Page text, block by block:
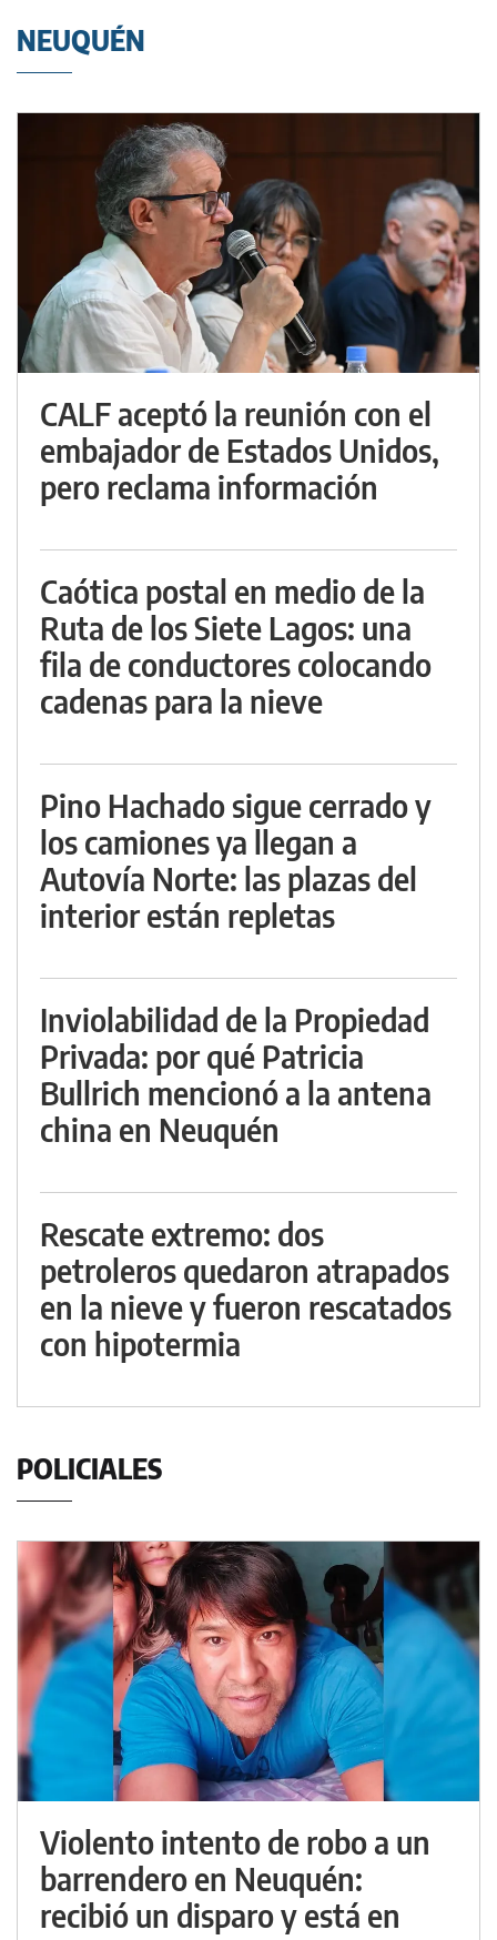
NEUQUÉN
CALF aceptó la reunión con el
embajador de Estados Unidos,
pero reclama información
Caótica postal en medio de la
Ruta de los Siete Lagos: una
fila de conductores colocando
cadenas para la nieve
Pino Hachado sigue cerrado y
los camiones ya llegan a
Autovía Norte: las plazas del
interior están repletas
Inviolabilidad de la Propiedad
Privada: por qué Patricia
Bullrich mencionó a la antena
china en Neuquén
Rescate extremo: dos
petroleros quedaron atrapados
en la nieve y fueron rescatados
con hipotermia
POLICIALES
Violento intento de robo a un
barrendero en Neuquén:
recibió un disparo y está en